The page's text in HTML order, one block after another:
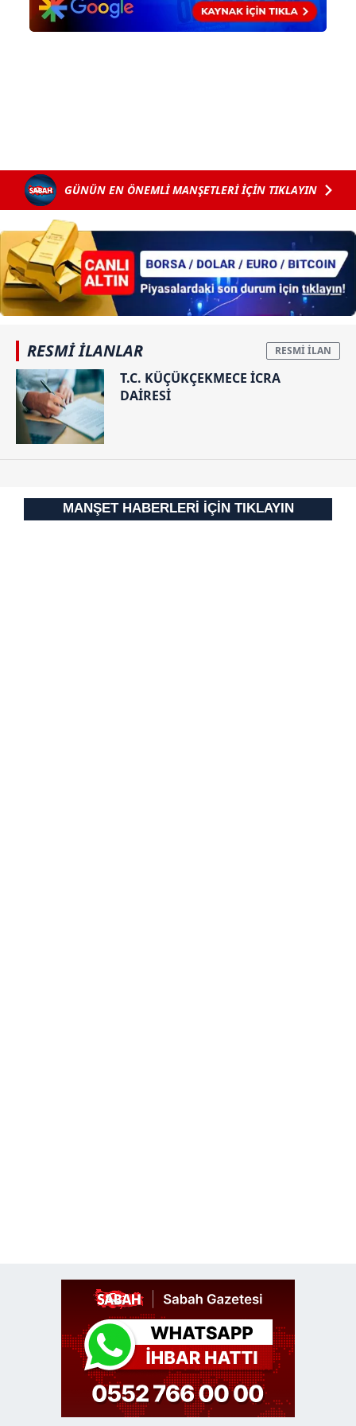
Çerezlere ilişkin tercihlerinizi aşağıda yer alan panel
almak için lütfentıklayınız.
GÜNÜN EN ÖNEMLİ MANŞETLERİ İÇİN TIKLAYIN
RESMİ İLANLAR
T.C. KÜÇÜKÇEKMECE İCRA
DAİRESİ
MANŞET HABERLERİ İÇİN TIKLAYIN